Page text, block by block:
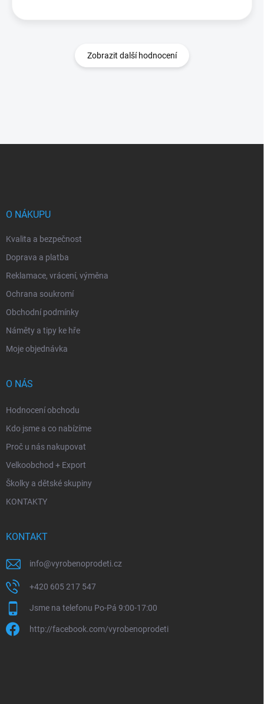
Zobrazit další hodnocení
O NÁKUPU
Kvalita a bezpečnost
Doprava a platba
Reklamace, vrácení, výměna
Ochrana soukromí
Obchodní podmínky
Náměty a tipy ke hře
Moje objednávka
O NÁS
Hodnocení obchodu
Kdo jsme a co nabízíme
Proč u nás nakupovat
Velkoobchod + Export
Školky a dětské skupiny
KONTAKTY
KONTAKT
info@vyrobenoprodeti.cz
+420 605 217 547
Jsme na telefonu Po-Pá 9:00-17:00
http://facebook.com/vyrobenoprodeti